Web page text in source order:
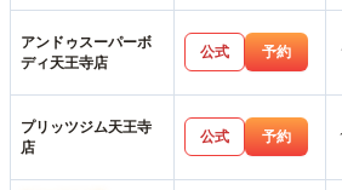
アンドゥスーパーボ
ディ天王寺店
公式 予約
プリッツジム天王寺
店
公式 予約